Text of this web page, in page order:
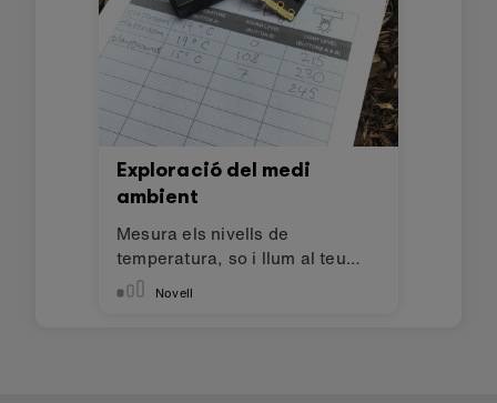
Exploració del medi
ambient
Mesura els nivells de
temperatura, so i llum al teu
voltantNovell